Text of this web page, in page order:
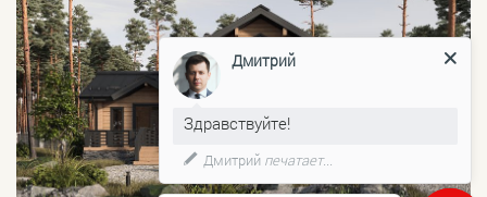
Дмитрий
Здравствуйте!
Дмитрийпечатает...